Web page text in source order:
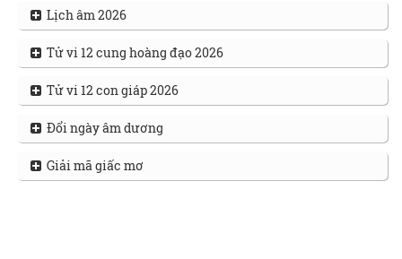
Lịch âm 2026
Tử vi 12 cung hoàng đạo 2026
Tử vi 12 con giáp 2026
Đổi ngày âm dương
Giải mã giấc mơ